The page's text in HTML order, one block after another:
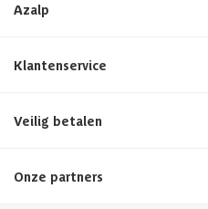
Azalp
Klantenservice
Veilig betalen
Onze partners